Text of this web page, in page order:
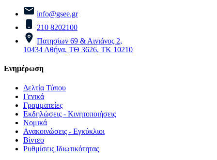
info@gsee.gr
210 8202100
Πατησίων 69 & Αινιάνος 2,
10434 Αθήνα, ΤΘ 3626, ΤΚ 10210
Ενημέρωση
Δελτία Τύπου
Γενικά
Γραμματείες
Εκδηλώσεις - Κινητοποιήσεις
Νομικά
Ανακοινώσεις - Εγκύκλιοι
Βίντεο
Ρυθμίσεις Ιδιωτικότητας